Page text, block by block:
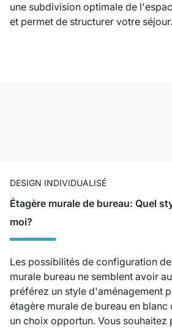
une subdivision optimale de
et permet de structurer votre séjour.
DESIGN INDIVIDUALISÉ
Étagère murale de bureau: Quel
moi?
Les possibilités de configuration
murale bureau ne semblent avoir
préférez un style d'aménagement
étagère murale de bureau en blanc
un choix opportun. Vous